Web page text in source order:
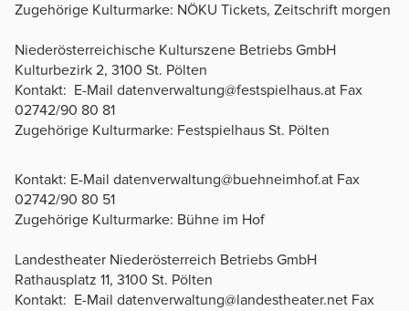
Zugehörige Kulturmarke: NÖKU Tickets, Zeitschrift morgen
Niederösterreichische Kulturszene Betriebs GmbH
Kulturbezirk 2, 3100 St. Pölten
Kontakt: E-Mail datenverwaltung@festspielhaus.at Fax
02742/90 80 81
Zugehörige Kulturmarke: Festspielhaus St. Pölten
Kontakt: E-Mail datenverwaltung@buehneimhof.at Fax
02742/90 80 51
Zugehörige Kulturmarke: Bühne im Hof
Landestheater Niederösterreich Betriebs GmbH
Rathausplatz 11, 3100 St. Pölten
Kontakt: E-Mail datenverwaltung@landestheater.net Fax